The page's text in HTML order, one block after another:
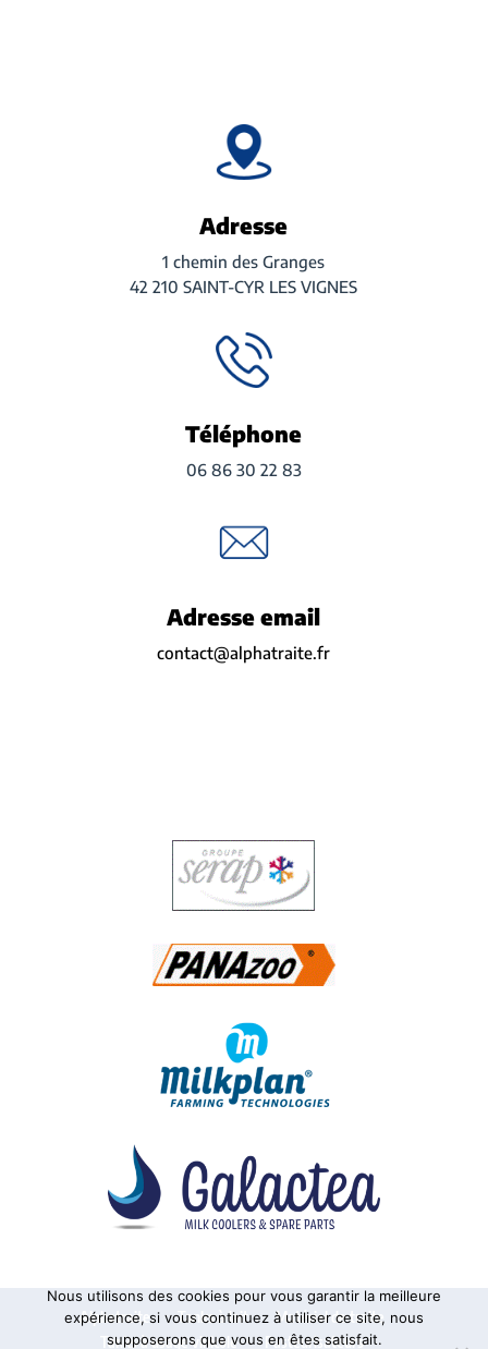
Adresse
1 chemin des Granges
42 210 SAINT-CYR LES VIGNES
Téléphone
06 86 30 22 83
Adresse email
contact@alphatraite.fr
Alphatraite Tanks à lait
Matériel de traite
Tanks à usage vinicole
Pasteurisateurs
Nous utilisons des cookies pour vous garantir la meilleure
expérience, si vous continuez à utiliser ce site, nous
supposerons que vous en êtes satisfait.